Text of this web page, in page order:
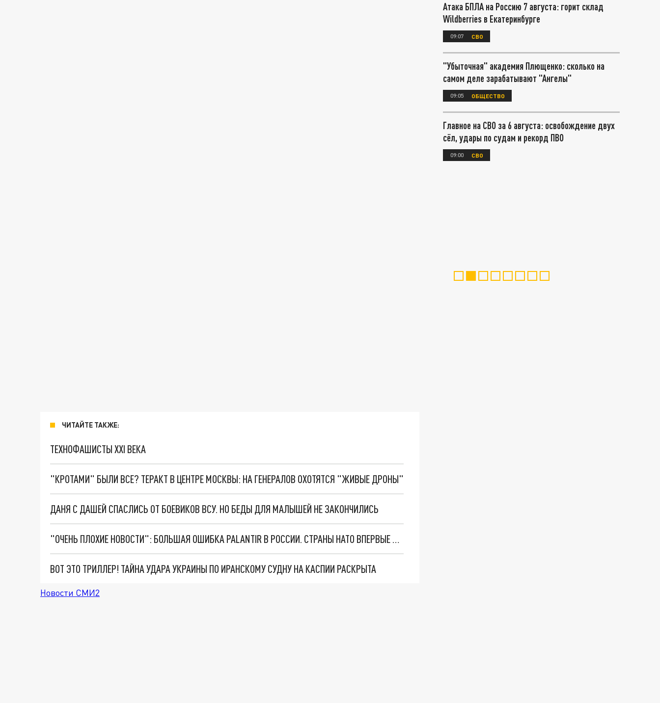
ЧИТАЙТЕ ТАКЖЕ:
ТЕХНОФАШИСТЫ XXI ВЕКА
"КРОТАМИ" БЫЛИ ВСЕ? ТЕРАКТ В ЦЕНТРЕ МОСКВЫ: НА ГЕНЕРАЛОВ ОХОТЯТСЯ "ЖИВЫЕ ДРОНЫ"
ДАНЯ С ДАШЕЙ СПАСЛИСЬ ОТ БОЕВИКОВ ВСУ. НО БЕДЫ ДЛЯ МАЛЫШЕЙ НЕ ЗАКОНЧИЛИСЬ
"ОЧЕНЬ ПЛОХИЕ НОВОСТИ": БОЛЬШАЯ ОШИБКА PALANTIR В РОССИИ. СТРАНЫ НАТО ВПЕРВЫЕ ЗА СВО ОСТАНОВИЛИ ПОСТАВКИ ОРУЖИЯ. ВСУ ТЕРЯЮТ ПРИГРАНИЧЬЕ?
ВОТ ЭТО ТРИЛЛЕР! ТАЙНА УДАРА УКРАИНЫ ПО ИРАНСКОМУ СУДНУ НА КАСПИИ РАСКРЫТА
Новости СМИ2
Атака БПЛА на Россию 7 августа: горит склад
Wildberries в Екатеринбурге
09:07 СВО
"Убыточная" академия Плющенко: сколько на
самом деле зарабатывают "Ангелы"
09:05 ОБЩЕСТВО
Главное на СВО за 6 августа: освобождение двух
сёл, удары по судам и рекорд ПВО
09:00 СВО